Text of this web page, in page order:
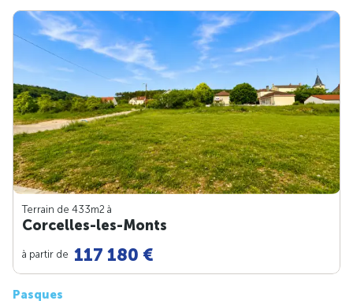
Terrain de 433m2 à
Corcelles-les-Monts
à partir de 117 180 €
Pasques